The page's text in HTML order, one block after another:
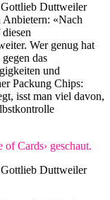
Duttweiler
Anbietern: «Nach
Wer genug hat
das
und
Packung Chips:
isst man viel davon,
Cards› geschaut.
Duttweiler